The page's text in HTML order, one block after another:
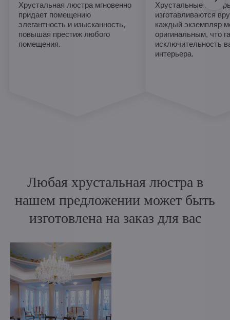
Хрустальная люстра мгновенно
придает помещению
элегантность и изысканность,
повышая престиж любого
помещения.
Хрустальные
изготавливаются
каждый экземпляр
оригинальным, что
исключительность
интерьера.
Любая хрустальная люстра в
нашем предложении может быть
изготовлена на заказ для вас